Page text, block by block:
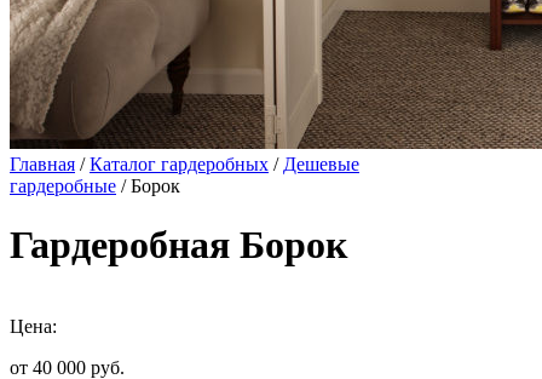
Главная /Каталог гардеробных / Дешевые
гардеробные / Борок
Гардеробная Борок
Цена:
от 40 000 руб.